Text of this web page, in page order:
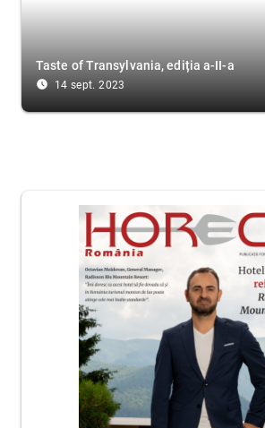
Taste of Transylvania, ediția a-II-a
access_time_filled 14 sept. 2023